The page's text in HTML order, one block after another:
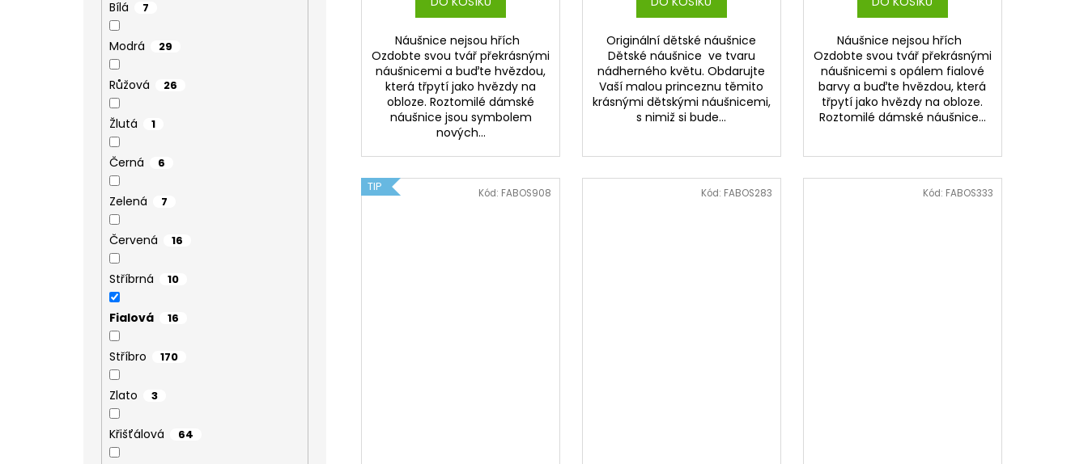
Bílá 7
Modrá 29
Růžová 26
Žlutá 1
Černá 6
Zelená 7
Červená 16
Stříbrná 10
Fialová 16
Stříbro 170
Zlato 3
Křišťálová 64
Náušnice nejsou hřích
Ozdobte svou tvář překrásnými
náušnicemi a buďte hvězdou,
která třpytí jako hvězdy na
obloze. Roztomilé dámské
náušnice jsou symbolem
nových...
Originální dětské náušnice
Dětské náušnice ve tvaru
nádherného květu. Obdarujte
Vaší malou princeznu těmito
krásnými dětskými náušnicemi,
s nimiž si bude...
Náušnice nejsou hřích
Ozdobte svou tvář překrásnými
náušnicemi s opálem fialové
barvy a buďte hvězdou, která
třpytí jako hvězdy na obloze.
Roztomilé dámské náušnice...
TIP Kód: FABOS908 Kód: FABOS283 Kód: FABOS333